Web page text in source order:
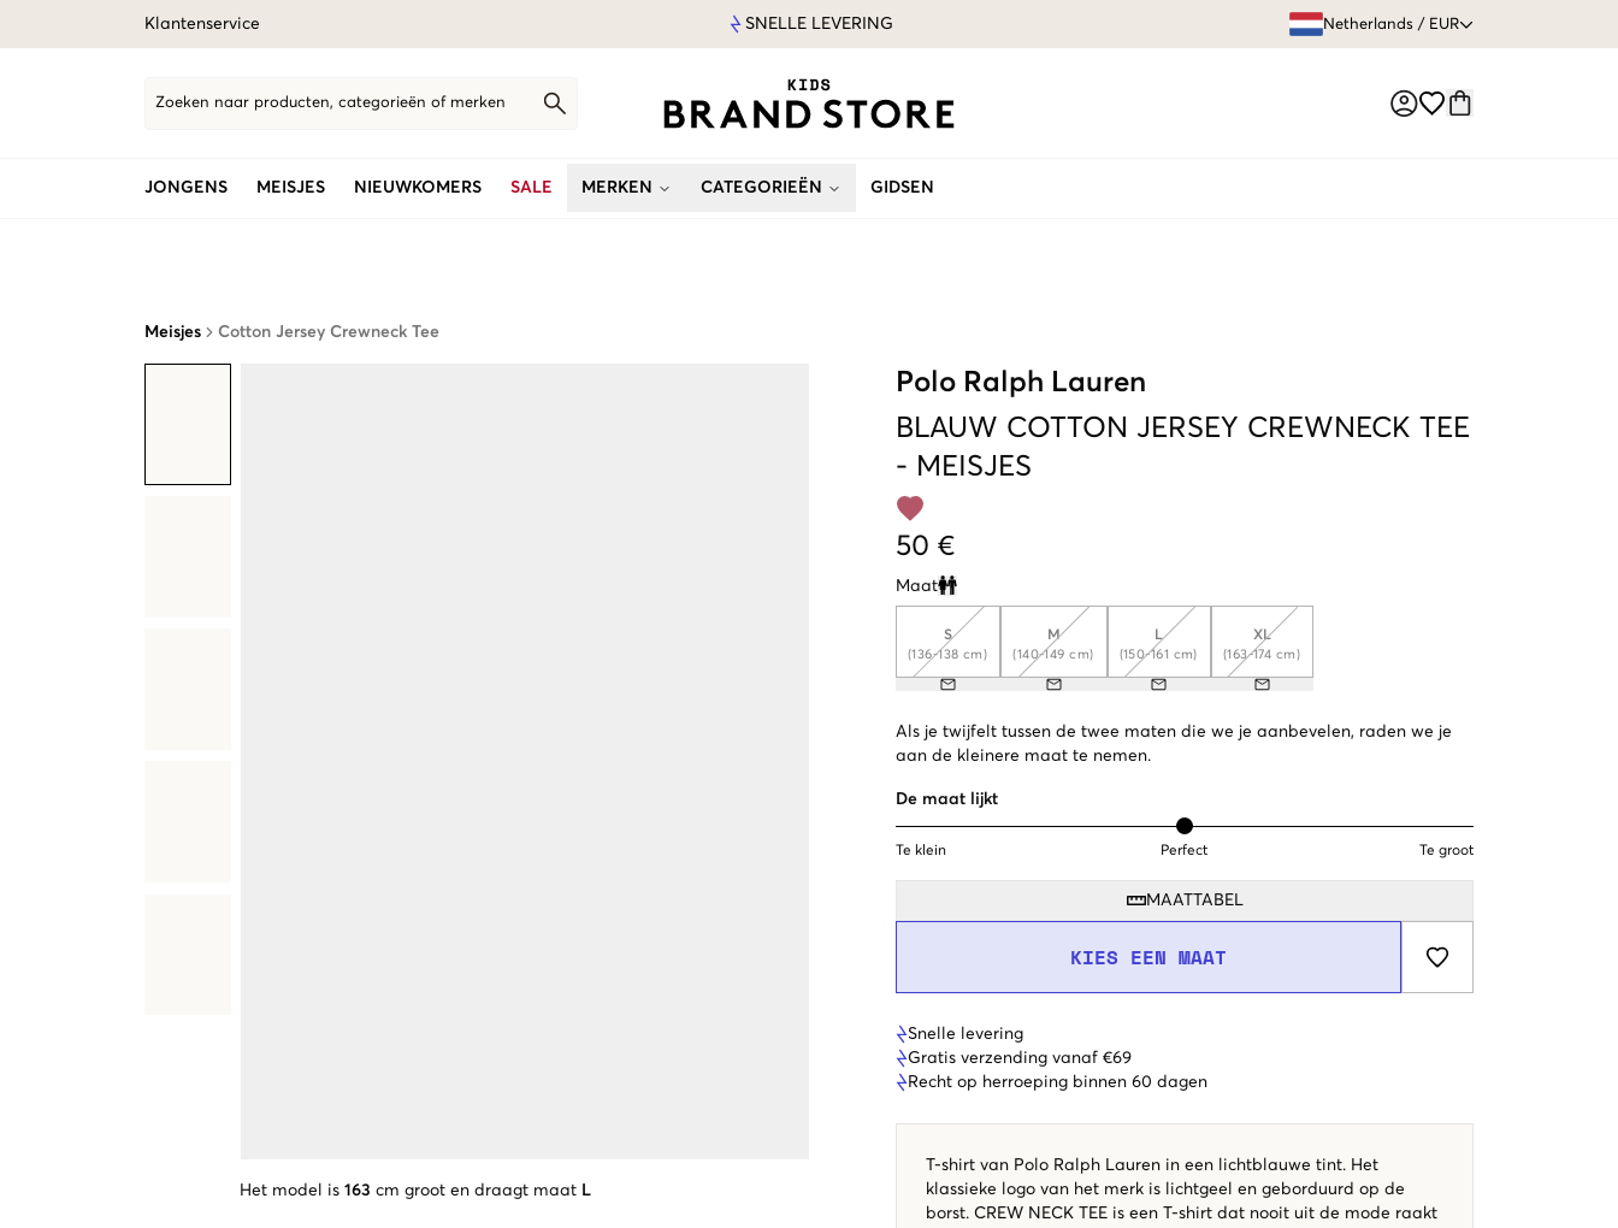
Klantenservice SNELLE LEVERING Netherlands / EUR
Zoeken naar producten, categorieën of merken
JONGENS MEISJES NIEUWKOMERS SALE MERKEN CATEGORIEËN GIDSEN
Meisjes Cotton Jersey Crewneck Tee
Het model is 163 cm groot en draagt maat L
Polo Ralph Lauren
BLAUW COTTON JERSEY CREWNECK TEE
- MEISJES
50 €
Maat
Clone modal
S
(136-138 cm)
M
(140-149 cm)
L
(150-161 cm)
XL
(163-174 cm)
Als je twijfelt tussen de twee maten die we je aanbevelen, raden we je
aan de kleinere maat te nemen.
De maat lijkt
Te klein Perfect Te groot
MAATTABEL
KIES EEN MAAT
Snelle levering
Gratis verzending vanaf €69
Recht op herroeping binnen 60 dagen
T-shirt van Polo Ralph Lauren in een lichtblauwe tint. Het
klassieke logo van het merk is lichtgeel en geborduurd op de
borst. CREW NECK TEE is een T-shirt dat nooit uit de mode raakt